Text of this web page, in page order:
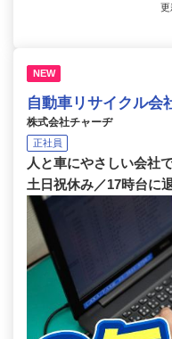
NEW
自動車リサイクル会
株式会社チャーヂ
正社員
人と車にやさしい会社
土日祝休み／17時台に